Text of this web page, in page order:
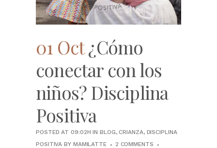
01 Oct¿Cómo
conectar con los
niños? Disciplina
Positiva
POSTED AT 09:02H INBLOG,CRIANZA, DISCIPLINA
POSITIVA BY MAMILATTE
2 COMMENTS